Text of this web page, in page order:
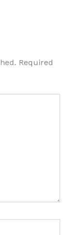
Required